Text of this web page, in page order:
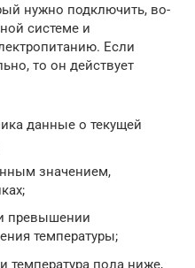
нужно подключить, во-
системе и
Если
то он действует
данные о текущей
значением,
превышении
температуры;
температура пола ниже,